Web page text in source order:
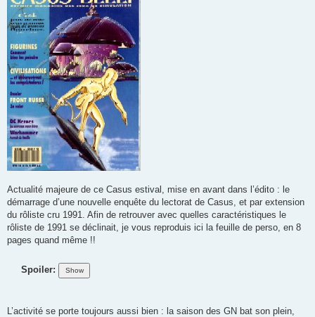
Actualité majeure de ce Casus estival, mise en avant dans l’édito : le
démarrage d’une nouvelle enquête du lectorat de Casus, et par extension
du rôliste cru 1991. Afin de retrouver avec quelles caractéristiques le
rôliste de 1991 se déclinait, je vous reproduis ici la feuille de perso, en 8
pages quand même !!
Spoiler:
L’activité se porte toujours aussi bien : la saison des GN bat son plein,